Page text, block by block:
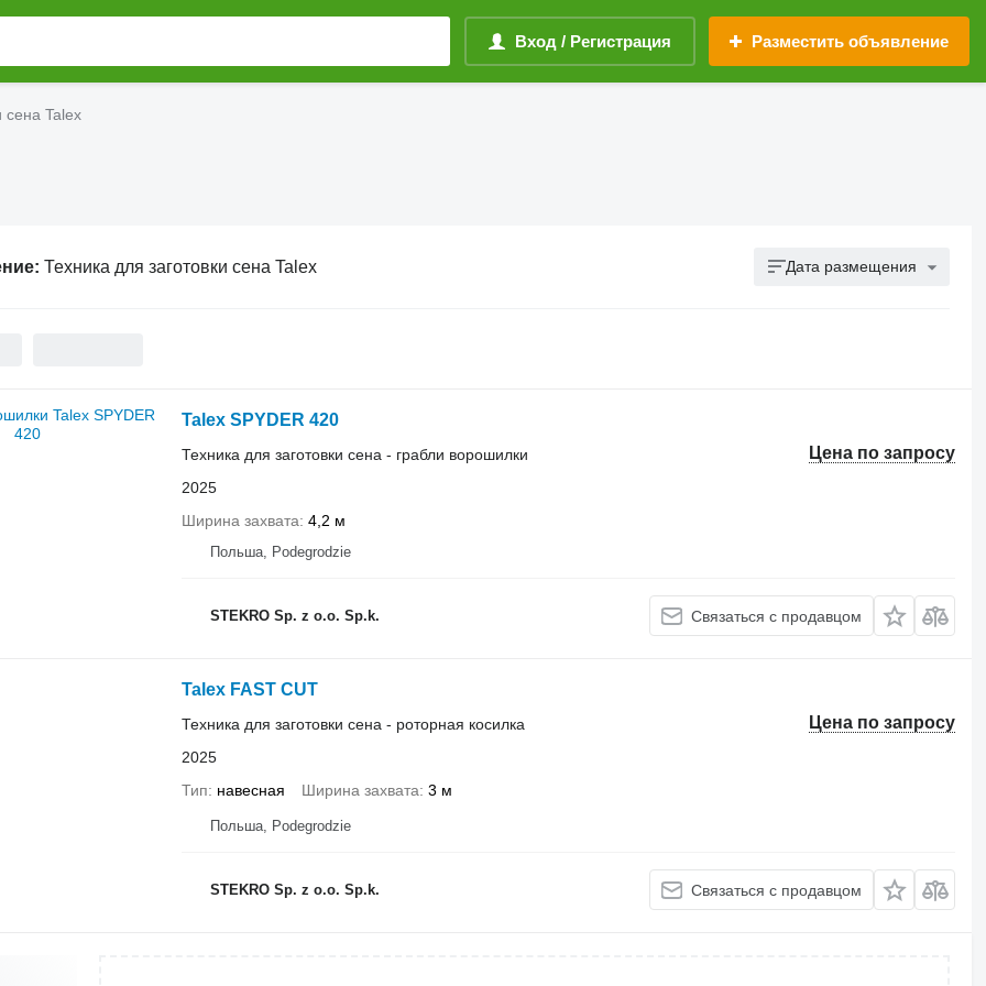
Вход / Регистрация Разместить объявление
сена Talex
Техника для заготовки сена Talex Дата размещения
Talex SPYDER 420
Цена по запросу
Техника для заготовки сена - грабли ворошилки
2025
Ширина захвата 4,2 м
Польша, Podegrodzie
STEKRO Sp. z o.o. Sp.k. Связаться с продавцом
Talex FAST CUT
Цена по запросу
Техника для заготовки сена - роторная косилка
2025
Тип
навесная Ширина захвата 3 м
Польша, Podegrodzie
STEKRO Sp. z o.o. Sp.k. Связаться с продавцом